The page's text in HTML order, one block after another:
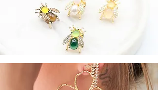
BROCHES